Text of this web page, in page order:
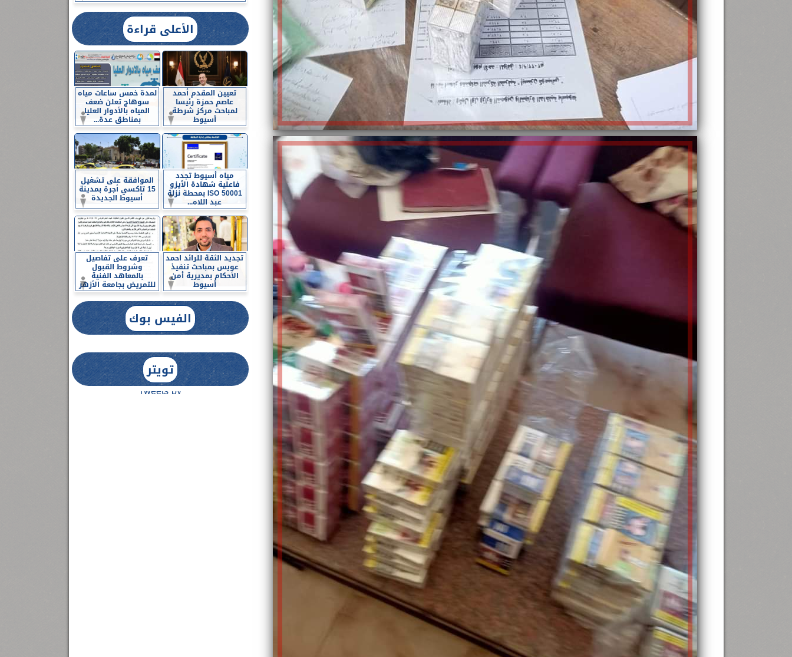
الأعلى قراءة
تعيين المقدم أحمد
عاصم حمزة رئيسا
لمباحث مركز شرطة
أسيوط
لمدة خمس ساعات مياه
سوهاج تعلن ضعف
المياه بالأدوار العليا
بمناطق عدة...
مياه أسيوط تجدد
فاعلية شهادة الأيزو
ISO 50001 بمحطة نزلة
عبد اللاه...
الموافقة على تشغيل
15 تاكسي أجرة بمدينة
أسيوط الجديدة
تجديد الثقة للرائد احمد
عويس بمباحث تنفيذ
الأحكام بمديرية أمن
أسيوط
تعرف على تفاصيل
وشروط القبول
بالمعاهد الفنية
للتمريض بجامعة الأزهر
الفيس بوك
تويتر
Tweets by